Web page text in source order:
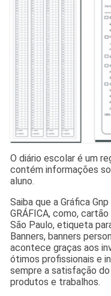
O diário escolar é um
contém informações
aluno.
Saiba que a Gráfica
GRÁFICA, como,
São Paulo, etiqueta
Banners, banners
acontece graças aos
ótimos profissionais e
sempre a satisfação
produtos e trabalhos.